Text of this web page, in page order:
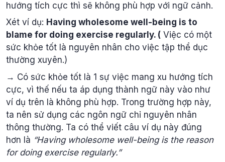
hướng tích cực thì sẽ không phù hợp với ngữ cảnh.
Xét ví dụ: Having wholesome well-being is to
blame for doing exercise regularly. ( Việc có một
sức khỏe tốt là nguyên nhân cho việc tập thể dục
thường xuyên.)
→ Có sức khỏe tốt là 1 sự việc mang xu hướng tích
cực, vì thế nếu ta áp dụng thành ngữ này vào như
ví dụ trên là không phù hợp. Trong trường hợp này,
ta nên sử dụng các ngôn ngữ chỉ nguyên nhân
thông thường. Ta có thể viết câu ví dụ này đúng
hơn là “Having wholesome well-being is the reason
for doing exercise regularly.”